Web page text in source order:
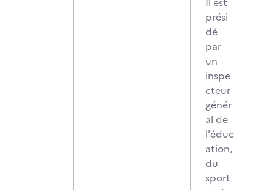
prési
dé
par
un
inspe
cteur
génér
al de
l'éduc
ation,
du
sport